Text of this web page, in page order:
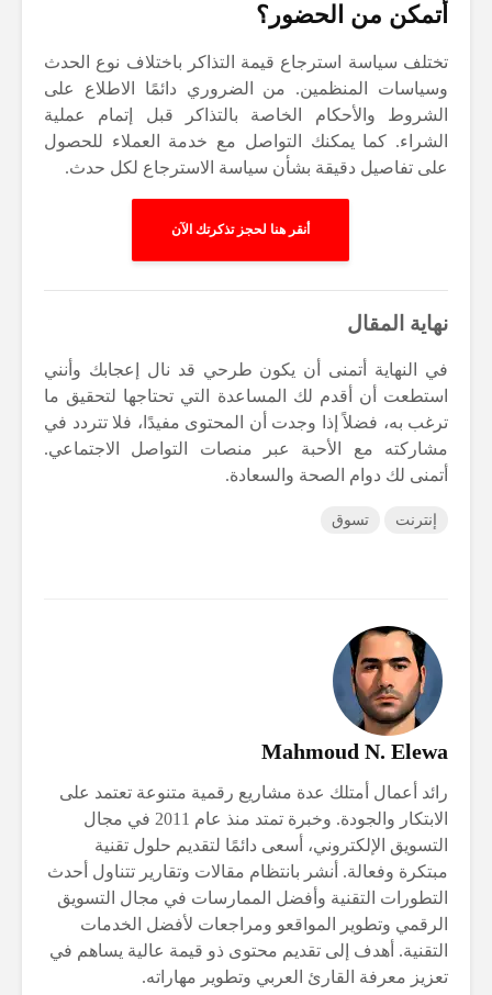
أتمكن من الحضور؟
تختلف سياسة استرجاع قيمة التذاكر باختلاف نوع الحدث
وسياسات المنظمين. من الضروري دائمًا الاطلاع على
الشروط والأحكام الخاصة بالتذاكر قبل إتمام عملية
الشراء. كما يمكنك التواصل مع خدمة العملاء للحصول
على تفاصيل دقيقة بشأن سياسة الاسترجاع لكل حدث.
أنقر هنا لحجز تذكرتك الآن
نهاية المقال
في النهاية أتمنى أن يكون طرحي قد نال إعجابك وأنني
استطعت أن أقدم لك المساعدة التي تحتاجها لتحقيق ما
ترغب به، فضلاً إذا وجدت أن المحتوى مفيدًا، فلا تتردد في
مشاركته مع الأحبة عبر منصات التواصل الاجتماعي.
أتمنى لك دوام الصحة والسعادة.
إنترنت تسوق
Mahmoud N. Elewa
رائد أعمال أمتلك عدة مشاريع رقمية متنوعة تعتمد على
الابتكار والجودة. وخبرة تمتد منذ عام 2011 في مجال
التسويق الإلكتروني، أسعى دائمًا لتقديم حلول تقنية
مبتكرة وفعالة. أنشر بانتظام مقالات وتقارير تتناول أحدث
التطورات التقنية وأفضل الممارسات في مجال التسويق
الرقمي وتطوير المواقعو ومراجعات لأفضل الخدمات
التقنية. أهدف إلى تقديم محتوى ذو قيمة عالية يساهم في
تعزيز معرفة القارئ العربي وتطوير مهاراته.